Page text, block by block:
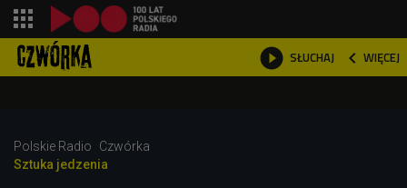
 SŁUCHAJ  WIĘCEJ

Polskie Radio
Czwórka
Sztuka jedzenia